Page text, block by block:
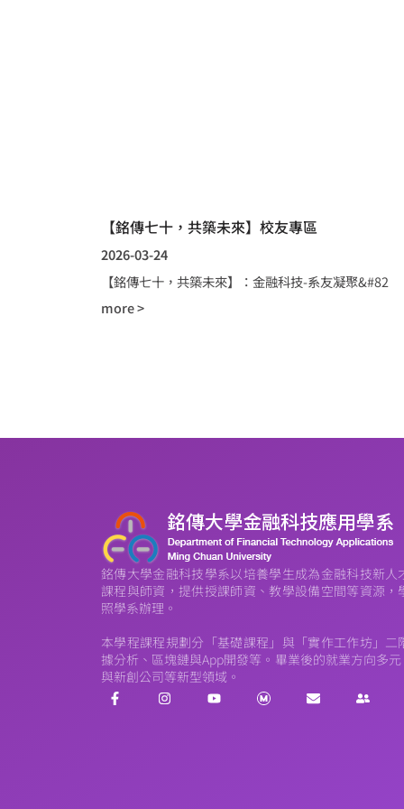
【銘傳七十，共築未來】校友專區
2026-03-24
【銘傳七十，共築未來】：金融科技-系友凝聚&#82
more >
銘傳大學金融科技學系以培養學生成為金融科技新
課程與師資，提供授課師資、教學設備空間等資源
照學系辦理。
本學程課程規劃分「基礎課程」與「實作工作坊」
據分析、區塊鏈與App開發等。畢業後的就業方向多
與新創公司等新型領域。